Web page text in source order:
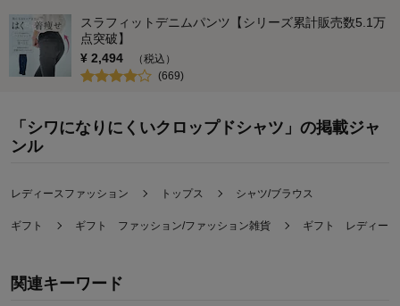
スラフィットデニムパンツ【シリーズ累計販売数5.1万
点突破】
¥ 2,494
（税込）
(669)
「シワになりにくいクロップドシャツ」の掲載ジャ
ンル
レディースファッション トップス シャツ/ブラウス
ギフト ギフト ファッション/ファッション雑貨 ギフト レディース
関連キーワード